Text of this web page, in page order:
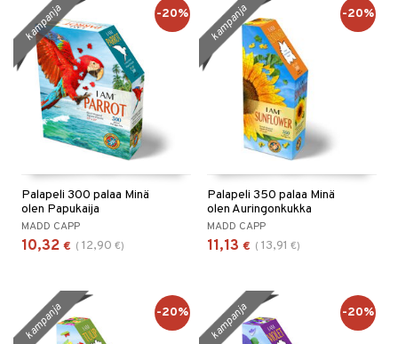
Palapeli 300 palaa Minä
olen Papukaija
MADD CAPP
10,32 € ( 12,90 €)
kampanja -20%
Palapeli 350 palaa Minä
olen Auringonkukka
MADD CAPP
11,13 € ( 13,91 €)
kampanja -20%
kampanja -20% kampanja -20%